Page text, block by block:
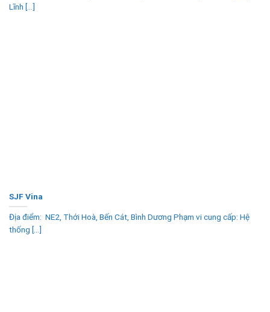
Lĩnh [...]
SJF Vina
Địa điểm: NE2, Thới Hoà, Bến Cát, Bình Dương Phạm vi cung cấp: Hệ
thống [...]